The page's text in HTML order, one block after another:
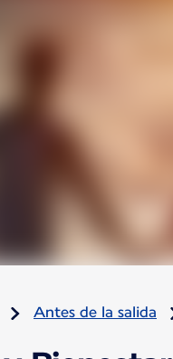
Antes de la salida